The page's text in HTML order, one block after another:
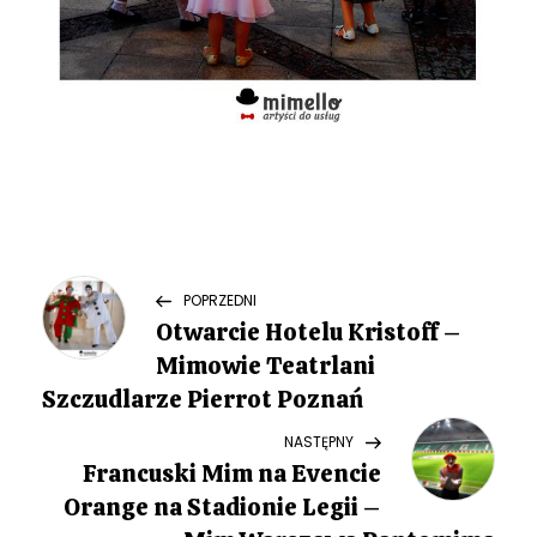
N
a
w
Previous
Post
POPRZEDNI
Otwarcie Hotelu Kristoff –
Mimowie Teatrlani
Szczudlarze Pierrot Poznań
Post
NASTĘPNY
Francuski Mim na Evencie
Orange na Stadionie Legii –